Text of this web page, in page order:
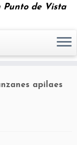
Punto de Vista
apilaes